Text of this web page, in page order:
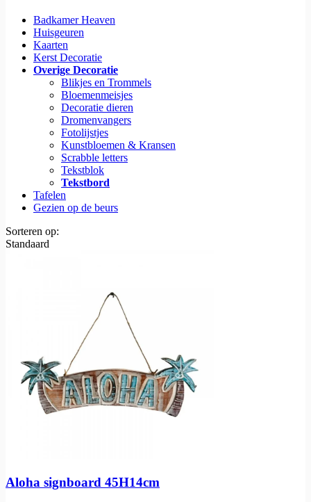
Badkamer Heaven
Huisgeuren
Kaarten
Kerst Decoratie
Overige Decoratie
Blikjes en Trommels
Bloemenmeisjes
Decoratie dieren
Dromenvangers
Fotolijstjes
Kunstbloemen & Kransen
Scrabble letters
Tekstblok
Tekstbord
Tafelen
Gezien op de beurs
Sorteren op:
Standaard
Aloha signboard 45H14cm